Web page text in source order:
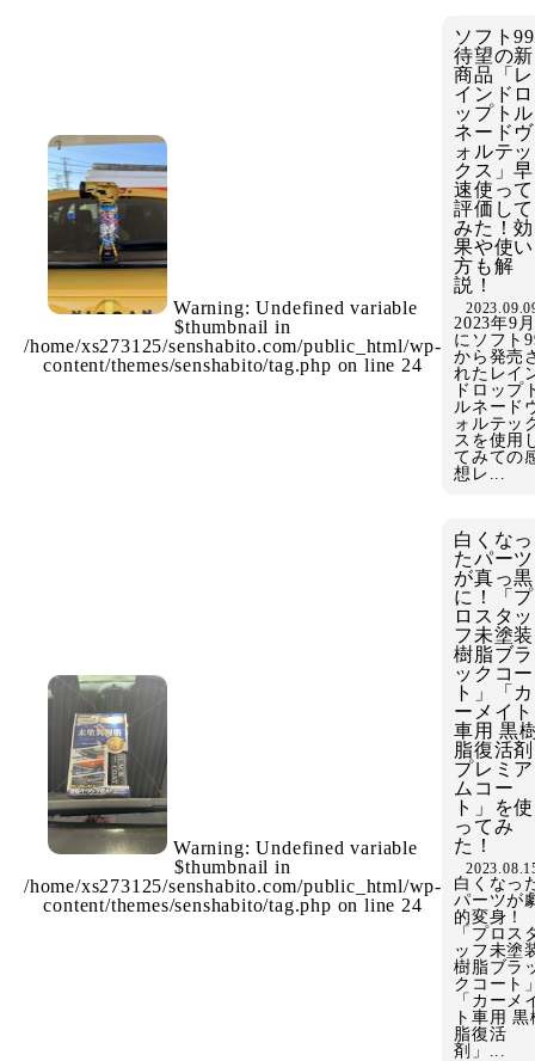
Warning: Undefined variable
$thumbnail in
/home/xs273125/senshabito.com/public_html/wp-
content/themes/senshabito/tag.php on line 24
ソフト99
待望の新
商品「レ
インドロ
ップトル
ネードヴ
ォルテッ
クス」早
速使って
評価して
みた！効
果や使い
方も解
説！
2023年9月
にソフト
から発売
れたレイ
ドロップ
ルネード
ォルテッ
スを使用
てみての
想レ...
Warning: Undefined variable
$thumbnail in
/home/xs273125/senshabito.com/public_html/wp-
content/themes/senshabito/tag.php on line 24
白くなっ
たパーツ
が真っ黒
に！「プ
ロスタッ
フ未塗装
樹脂ブラ
ックコー
ト」「カ
ーメイト
車用 黒
脂復活剤
プレミア
ムコー
ト」を使
ってみ
た！
白くなっ
パーツが
的変身！
「プロス
ッフ未塗
樹脂ブラ
クコート
「カーメ
ト車用 黒
脂復活
剤」...